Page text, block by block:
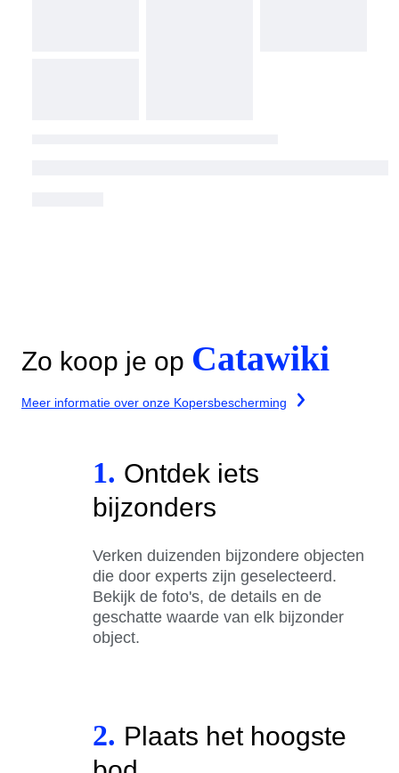
Zo koop je op Catawiki
Meer informatie over onze Kopersbescherming
1. Ontdek iets
bijzonders
Verken duizenden bijzondere objecten
die door experts zijn geselecteerd.
Bekijk de foto's, de details en de
geschatte waarde van elk bijzonder
object.
2. Plaats het hoogste